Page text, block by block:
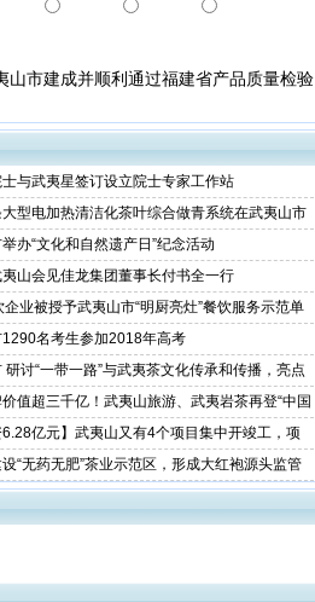
市建成并顺利通过福建省产品质量检验
与武夷星签订设立院士专家工作站
型电加热清洁化茶叶综合做青系统在武夷山市
通过福建省产品质量检验研究院技术检测
办“文化和自然遗产日”纪念活动
山会见佳龙集团董事长付书全一行
业被授予武夷山市“明厨亮灶”餐饮服务示范单
名考生参加2018年高考
研讨“一带一路”与武夷茶文化传承和传播，亮点
值超三千亿！武夷山旅游、武夷岩茶再登“中国
价”榜
6.28亿元】武夷山又有4个项目集中开竣工，项
、交通、美丽乡村建设...
“无药无肥”茶业示范区，形成大红袍源头监管